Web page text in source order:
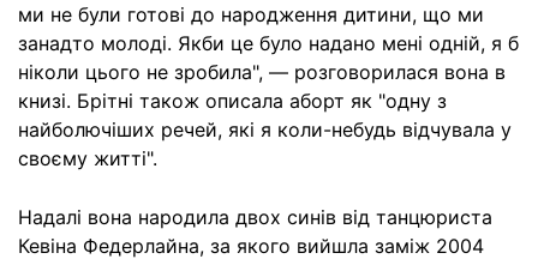
ми не були готові до народження дитини, що ми
занадто молоді. Якби це було надано мені одній, я б
ніколи цього не зробила", — розговорилася вона в
книзі. Брітні також описала аборт як "одну з
найболючіших речей, які я коли-небудь відчувала у
своєму житті".
Надалі вона народила двох синів від танцюриста
Кевіна Федерлайна, за якого вийшла заміж 2004